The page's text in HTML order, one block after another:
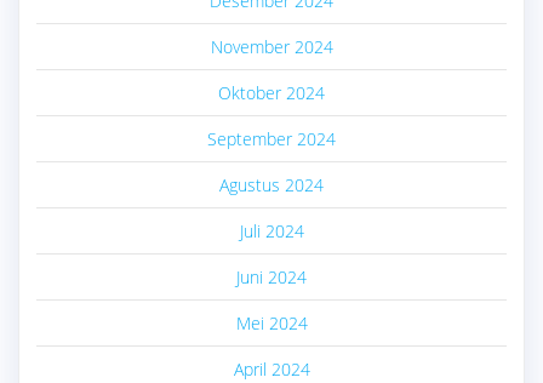
November 2024
Oktober 2024
September 2024
Agustus 2024
Juli 2024
Juni 2024
Mei 2024
April 2024